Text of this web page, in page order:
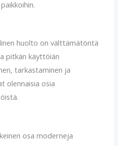
huolto on välttämätöntä
pitkän käyttöiän
tarkastaminen ja
olennaisia osia
osa moderneja